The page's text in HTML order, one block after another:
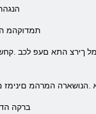
.תמדוקהמ
ולא .הנושארה המרהמ
.ברקה